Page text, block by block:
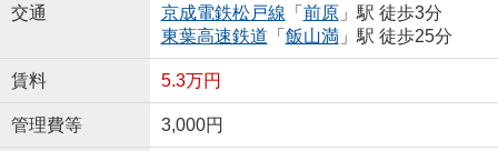
交通
京成電鉄松戸線 「 前原」駅 徒歩3分
東葉高速鉄道 「 飯山満」駅 徒歩25分
賃料 5.3万円
管理費等 3,000円